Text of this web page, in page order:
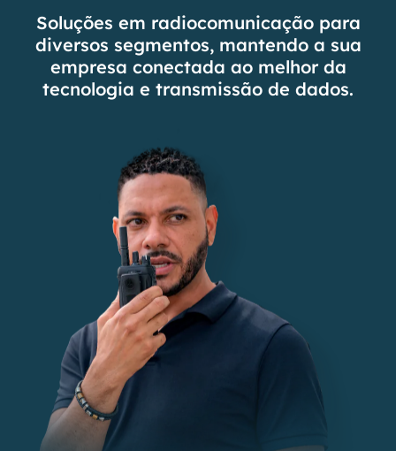
Soluções em radiocomunicação para
diversos segmentos, mantendo a sua
empresa conectada ao melhor da
tecnologia e transmissão de dados.